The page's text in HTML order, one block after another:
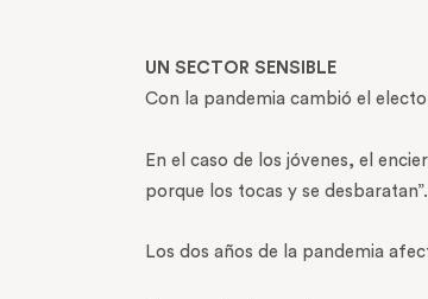
UN SECTOR SENSIBLE
Con la pandemia cambió el
En el caso de los jóvenes, el
porque los tocas y se desbaratan”.
Los dos años de la pandemia